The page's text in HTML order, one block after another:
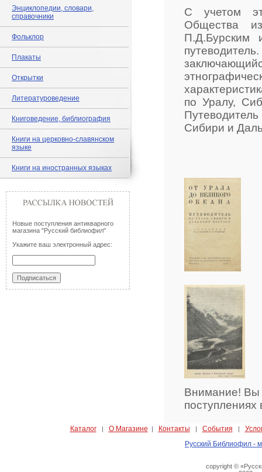
Энциклопедии, словари,
справочники
Фольклор
Плакаты
Открытки
Литературоведение
Книговедение, библиография
Книги на церковно-славянском
языке
Книги на иностранных языках
Новые поступления антикварного
магазина "Русский библиофил"
Укажите ваш электронный адрес:
С учетом
Общества
П.Д.Бурским
по Уралу,
Сибири и
Внимание! Вы
Каталог| О Магазине | Контакты | События |
Русский Библиофил -
copyright ©